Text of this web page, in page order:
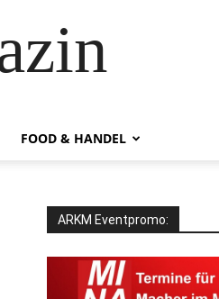
FOOD & HANDEL
ARKM Eventpromo: